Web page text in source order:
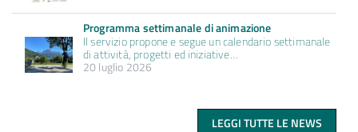
Programma settimanale di animazione
Il servizio propone e segue un calendario settimanale
di attività, progetti ed iniziative…
20 luglio 2026
LEGGI TUTTE LE NEWS